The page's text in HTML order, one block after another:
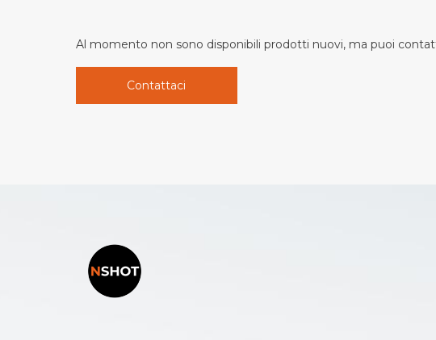
Al momento non sono disponibili prodotti nuovi, ma puoi
Contattaci